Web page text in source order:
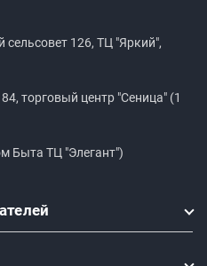
126, ТЦ "Яркий",
торговый центр "Сеница" (1
Быта ТЦ "Элегант")